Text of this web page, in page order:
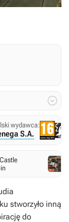

wydawca:
S.A.
stworzyło inną
do